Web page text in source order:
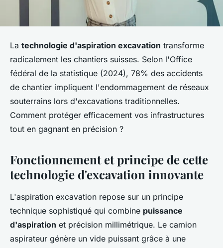
La technologie d'aspiration excavation transforme
radicalement les chantiers suisses. Selon l'Office
fédéral de la statistique (2024), 78% des accidents
de chantier impliquent l'endommagement de réseaux
souterrains lors d'excavations traditionnelles.
Comment protéger efficacement vos infrastructures
tout en gagnant en précision ?
Fonctionnement et principe de cette
technologie d'excavation innovante
L'aspiration excavation repose sur un principe
technique sophistiqué qui combine puissance
d'aspiration et précision millimétrique. Le camion
aspirateur génère un vide puissant grâce à une